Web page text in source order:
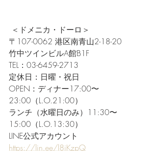
＜ドメニカ・ドーロ＞
〒107-0062 港区南青山2-18-20
竹中ツインビルA館B1F
TEL：03-6459-2713
定休日：日曜・祝日
OPEN：ディナー17:00〜
23:00（L.O.21:00）
ランチ（水曜日のみ）11:30〜
15:00（L.O.13:30）
LINE公式アカウント
https://lin.ee/l8iKzpQ